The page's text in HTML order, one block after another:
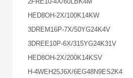
HED8OH-2X/100K14KW
3DREM16P-7X/50YG24K4V
3DREE10P-6X/315YG24K31V
HED8OH-2X/200K14KSV
H-4WEH25J6X/6EG48N9ES2K4